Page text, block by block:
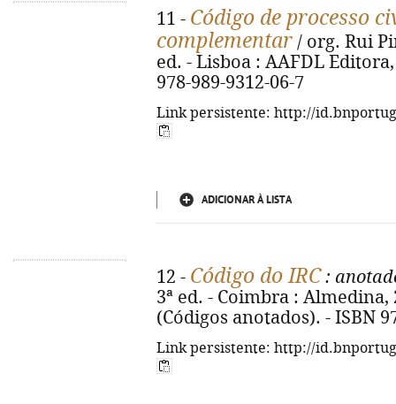
11 - Código de processo
complementar / org. Rui
ed. - Lisboa : AAFDL
978-989-9312-06-7
Link persistente: http://
ADICIONAR À LISTA
12 - Código do IRC:
3ª ed. - Coimbra : Almedina,
(Códigos anotados). - ISBN
Link persistente: http://